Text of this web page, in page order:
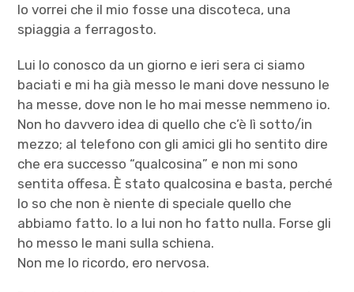
Io vorrei che il mio fosse una discoteca, una
spiaggia a ferragosto.
Lui lo conosco da un giorno e ieri sera ci siamo
baciati e mi ha già messo le mani dove nessuno le
ha messe, dove non le ho mai messe nemmeno io.
Non ho davvero idea di quello che c’è lì sotto/in
mezzo; al telefono con gli amici gli ho sentito dire
che era successo “qualcosina” e non mi sono
sentita offesa. È stato qualcosina e basta, perché
lo so che non è niente di speciale quello che
abbiamo fatto. Io a lui non ho fatto nulla. Forse gli
ho messo le mani sulla schiena.
Non me lo ricordo, ero nervosa.